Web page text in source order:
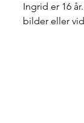
Ingrid er 16
bilder eller